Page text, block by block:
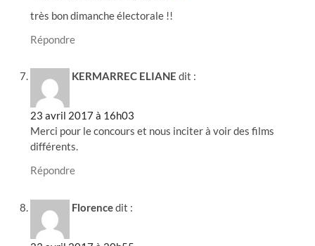
très bon dimanche électorale !!
Répondre
KERMARREC ELIANE dit :
23 avril 2017 à 16h03
Merci pour le concours et nous inciter à voir des films
différents.
Répondre
Florencedit :